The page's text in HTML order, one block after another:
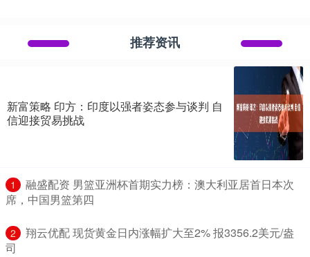
推荐资讯
新富策略 印方：印度以强者姿态参与谈判 自
信迎接贸易挑战
1
​融盛配资 男篮亚洲杯首期实力榜：澳大利亚居首日本次
席，中国男篮第四
2
​翔云优配 现货黄金日内涨幅扩大至2% 报3356.2美元/盎
司